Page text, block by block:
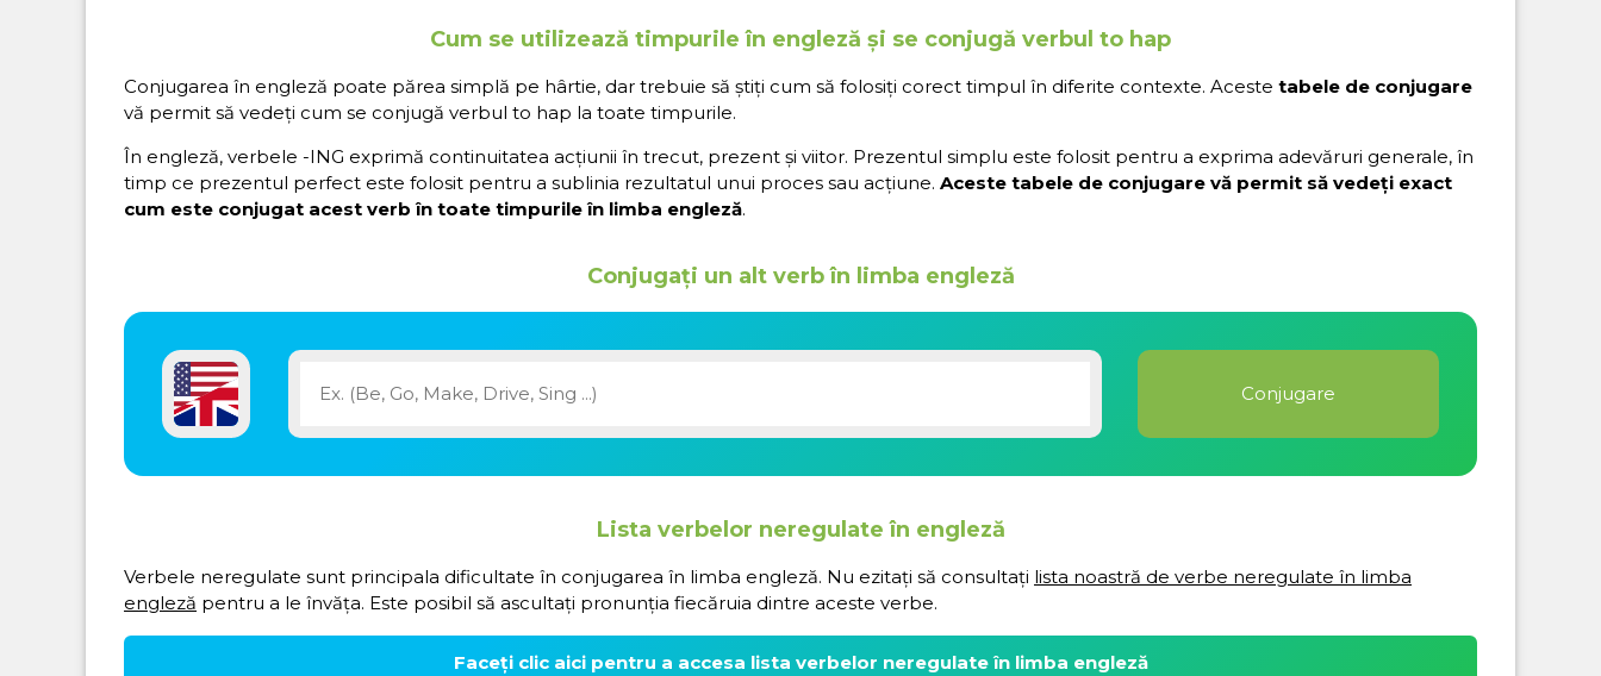
Cum se utilizează timpurile în engleză și se conjugă verbul to hap
Conjugarea în engleză poate părea simplă pe hârtie, dar trebuie să știți cum să folosiți corect timpul în diferite contexte. Aceste tabele de conjugare
vă permit să vedeți cum se conjugă verbul to hap la toate timpurile.
În engleză, verbele -ING exprimă continuitatea acțiunii în trecut, prezent și viitor. Prezentul simplu este folosit pentru a exprima adevăruri generale, în
timp ce prezentul perfect este folosit pentru a sublinia rezultatul unui proces sau acțiune. Aceste tabele de conjugare vă permit să vedeți exact
cum este conjugat acest verb în toate timpurile în limba engleză.
Conjugați un alt verb în limba engleză
Lista verbelor neregulate în engleză
Verbele neregulate sunt principala dificultate în conjugarea în limba engleză. Nu ezitați să consultați lista noastră de verbe neregulate în limba
engleză pentru a le învăța. Este posibil să ascultați pronunția fiecăruia dintre aceste verbe.
Faceți clic aici pentru a accesa lista verbelor neregulate în limba engleză